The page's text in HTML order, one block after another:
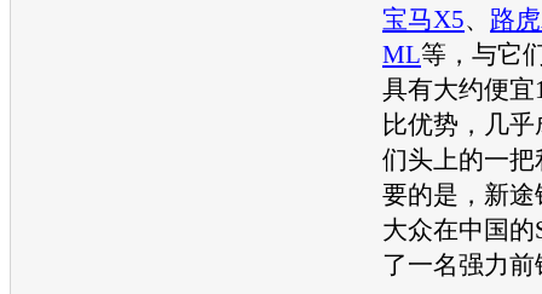
宝马X5、 路
ML等，与它
具有大约便
比优势，几
们头上的一
要的是， 新途
大众在中国的
了一名强力前